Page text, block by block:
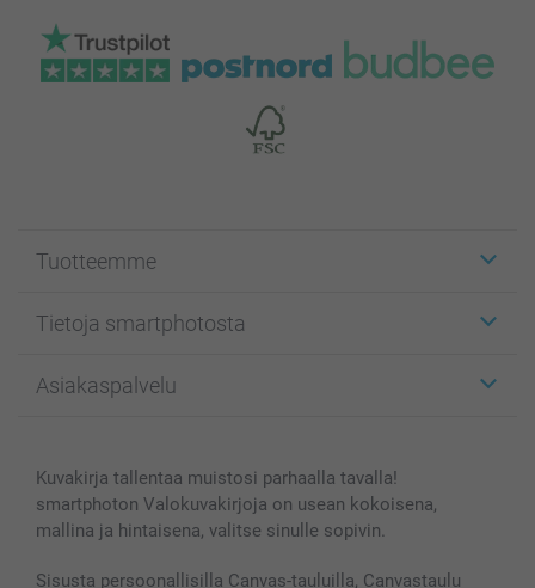
Tuotteemme
Kuvakortit
Kuvakirjat
Kännykkä & Tabletti
MyNameBook
Valokuvakehykset & Lisätarvikkeet
Tietoja smartphotosta
Affiliate ohjelma
Sivukartta
Ehdot/takuut
Asiakaspalvelu
smartbonus
Hinnat & maksutavat
Kuvakirja tallentaa muistosi parhaalla tavalla!
smartphoton Valokuvakirjoja on usean kokoisena,
mallina ja hintaisena, valitse sinulle sopivin.
Sisusta persoonallisilla Canvas-tauluilla, Canvastaulu